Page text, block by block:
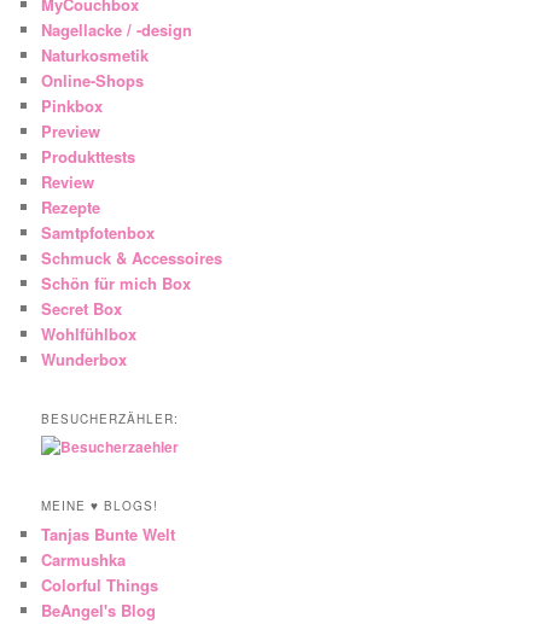
Nagellacke / -design
Naturkosmetik
Online-Shops
Pinkbox
Preview
Produkttests
Review
Rezepte
Samtpfotenbox
Schmuck & Accessoires
Schön für mich Box
Secret Box
Wohlfühlbox
Wunderbox
BESUCHERZÄHLER:
MEINE ♥ BLOGS!
Tanjas Bunte Welt
Carmushka
Colorful Things
BeAngel's Blog